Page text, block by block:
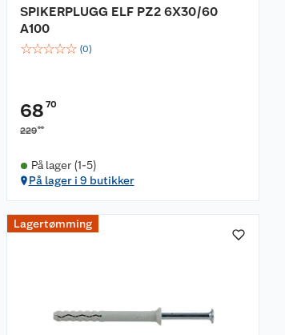
SPIKERPLUGG ELF PZ2 6X30/60
A100
☆☆☆☆☆ (0)
68 70
22900
På lager (1-5)
På lager i 9 butikker
Lagertømming